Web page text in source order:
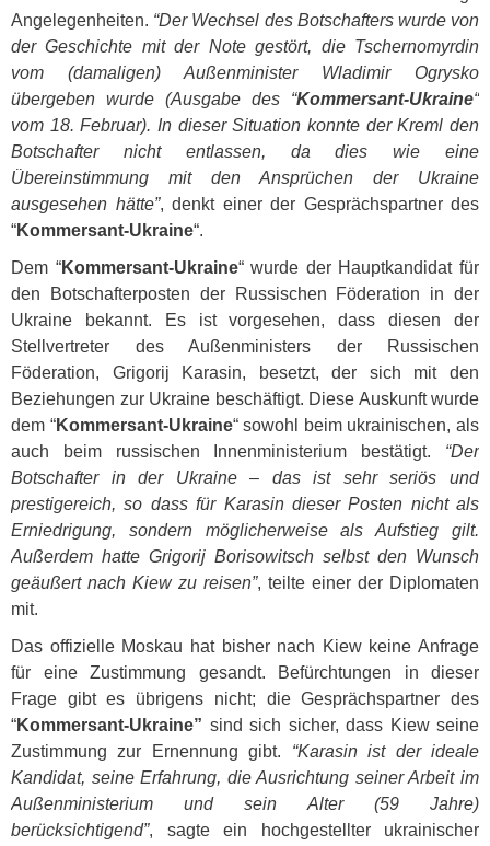
Angelegenheiten. “Der Wechsel des Botschafters wurde von
der Geschichte mit der Note gestört, die Tschernomyrdin
vom (damaligen) Außenminister Wladimir Ogrysko
übergeben wurde (Ausgabe des “Kommersant-Ukraine“
vom 18. Februar). In dieser Situation konnte der Kreml den
Botschafter nicht entlassen, da dies wie eine
Übereinstimmung mit den Ansprüchen der Ukraine
ausgesehen hätte”, denkt einer der Gesprächspartner des
“Kommersant-Ukraine“.
Dem “Kommersant-Ukraine“ wurde der Hauptkandidat für
den Botschafterposten der Russischen Föderation in der
Ukraine bekannt. Es ist vorgesehen, dass diesen der
Stellvertreter des Außenministers der Russischen
Föderation, Grigorij Karasin, besetzt, der sich mit den
Beziehungen zur Ukraine beschäftigt. Diese Auskunft wurde
dem “Kommersant-Ukraine“ sowohl beim ukrainischen, als
auch beim russischen Innenministerium bestätigt. “Der
Botschafter in der Ukraine – das ist sehr seriös und
prestigereich, so dass für Karasin dieser Posten nicht als
Erniedrigung, sondern möglicherweise als Aufstieg gilt.
Außerdem hatte Grigorij Borisowitsch selbst den Wunsch
geäußert nach Kiew zu reisen”, teilte einer der Diplomaten
mit.
Das offizielle Moskau hat bisher nach Kiew keine Anfrage
für eine Zustimmung gesandt. Befürchtungen in dieser
Frage gibt es übrigens nicht; die Gesprächspartner des
“Kommersant-Ukraine” sind sich sicher, dass Kiew seine
Zustimmung zur Ernennung gibt. “Karasin ist der ideale
Kandidat, seine Erfahrung, die Ausrichtung seiner Arbeit im
Außenministerium und sein Alter (59 Jahre)
berücksichtigend”, sagte ein hochgestellter ukrainischer